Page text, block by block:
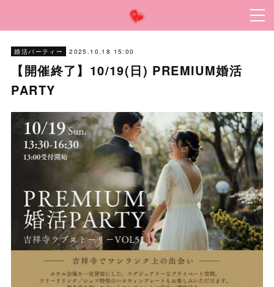
婚活パーティー 2025.10.18 15:00
【開催終了】10/19(日) PREMIUM婚活
PARTY